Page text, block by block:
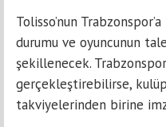
Tolisso’nun
durumu ve oyuncunun
şekillenecek.
gerçekleştirebilirse,
takviyelerinden birine